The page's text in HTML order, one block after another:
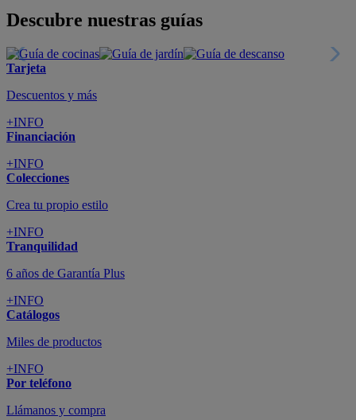
Descubre nuestras guías
Tarjeta
Descuentos y más
+INFO
Financiación
+INFO
Colecciones
Crea tu propio estilo
+INFO
Tranquilidad
6 años de Garantía Plus
+INFO
Catálogos
Miles de productos
+INFO
Por teléfono
Llámanos y compra